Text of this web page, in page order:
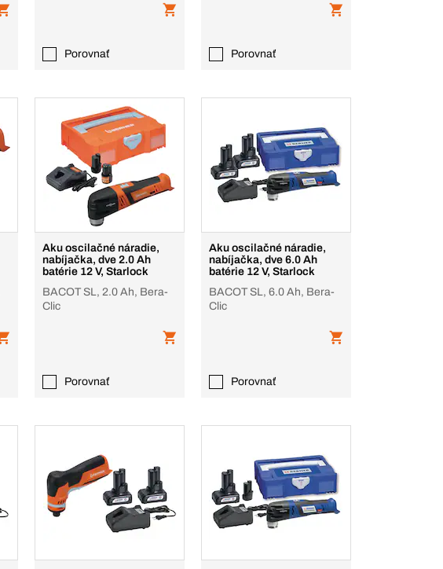
Porovnať Porovnať
Aku oscilačné náradie,
nabíjačka, dve 2.0 Ah
batérie 12 V, Starlock
BACOT SL, 2.0 Ah, Bera-
Clic
Porovnať
Aku oscilačné náradie,
nabíjačka, dve 6.0 Ah
batérie 12 V, Starlock
BACOT SL, 6.0 Ah, Bera-
Clic
Porovnať